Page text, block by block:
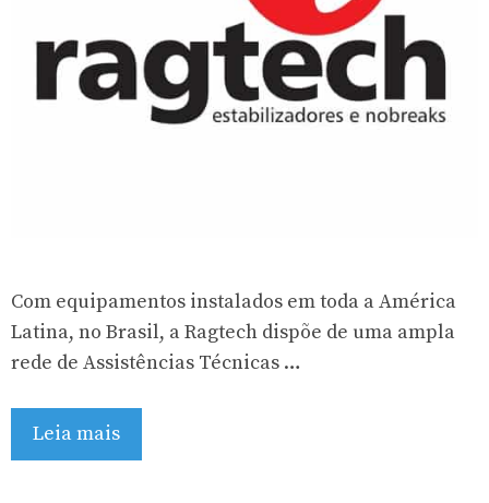
Com equipamentos instalados em toda a América
Latina, no Brasil, a Ragtech dispõe de uma ampla
rede de Assistências Técnicas …
Leia mais